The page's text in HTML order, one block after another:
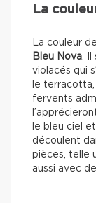
La
La couleur
Bleu Nova .
violacés qui
le
fervents
le bleu ciel
découlent
pièces, telle
aussi avec